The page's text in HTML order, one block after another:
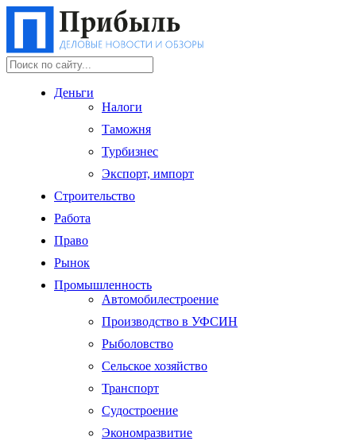
Деньги
Налоги
Таможня
Турбизнес
Экспорт, импорт
Строительство
Работа
Право
Рынок
Промышленность
Автомобилестроение
Производство в УФСИН
Рыболовство
Сельское хозяйство
Транспорт
Судостроение
Экономразвитие